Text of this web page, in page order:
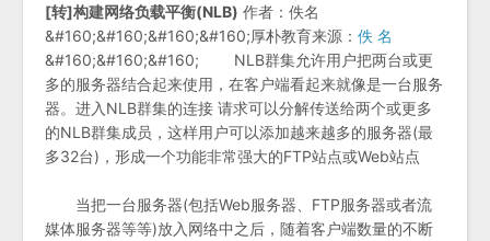
[转]构建网络负载平衡(NLB) 作者：佚名
&#160;&#160;&#160;&#160;厚朴教育来源： 佚 名
&#160;&#160;&#160; NLB群集允许用户把两台或更
多的服务器结合起来使用，在客户端看起来就像是一台服务
器。进入NLB群集的连接 请求可以分解传送给两个或更多
的NLB群集成员，这样用户可以添加越来越多的服务器(最
多32台)，形成一个功能非常强大的FTP站点或Web站点
当把一台服务器(包括Web服务器、FTP服务器或者流
媒体服务器等等)放入网络中之后，随着客户端数量的不断